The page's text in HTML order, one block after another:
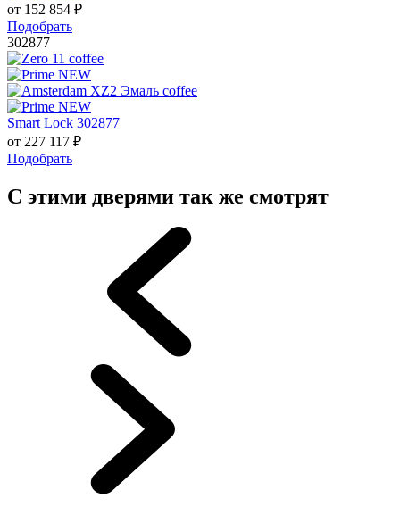
от 152 854 ₽
Подобрать
302877
Smart Lock 302877
от 227 117 ₽
Подобрать
С этими дверями так же смотрят